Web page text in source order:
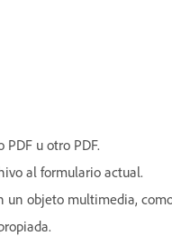
u otro PDF.
al formulario actual.
un objeto multimedia,